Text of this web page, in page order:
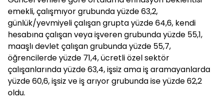
emekli, çalışmıyor grubunda yüzde 63,2,
günlük/yevmiyeli çalışan grupta yüzde 64,6, kendi
hesabına çalışan veya işveren grubunda yüzde 55,1,
maaşlı devlet çalışan grubunda yüzde 55,7,
öğrencilerde yüzde 71,4, ücretli özel sektör
çalışanlarında yüzde 63,4, işsiz ama iş aramayanlarda
yüzde 60,6, işsiz ve iş arıyor grubunda ise yüzde 62,2
oldu.